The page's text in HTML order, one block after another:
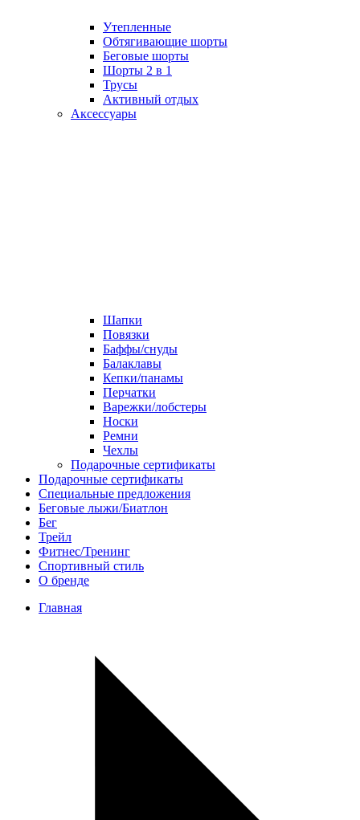
Утепленные
Обтягивающие шорты
Беговые шорты
Шорты 2 в 1
Трусы
Активный отдых
Аксессуары
Шапки
Повязки
Баффы/снуды
Балаклавы
Кепки/панамы
Перчатки
Варежки/лобстеры
Носки
Ремни
Чехлы
Подарочные сертификаты
Подарочные сертификаты
Специальные предложения
Беговые лыжи/Биатлон
Бег
Трейл
Фитнес/Тренинг
Спортивный стиль
О бренде
Главная